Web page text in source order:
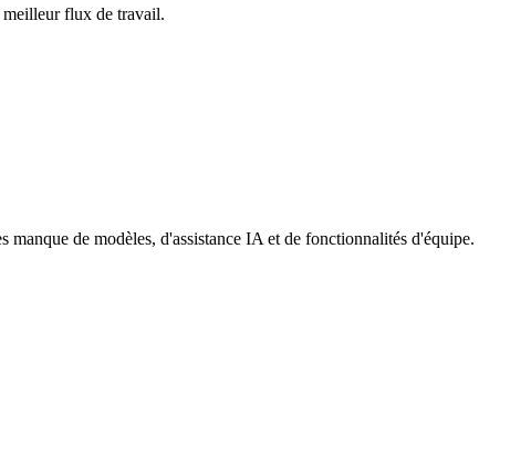
flux de travail.
de modèles, d'assistance IA et de fonctionnalités d'équipe.